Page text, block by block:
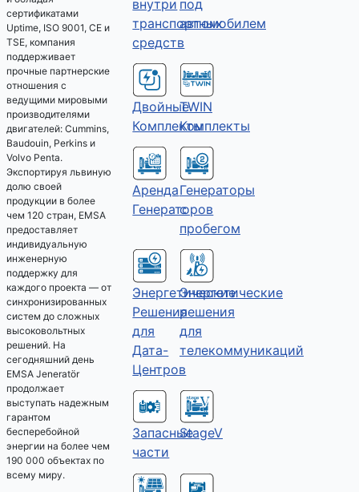
сертификатами
Uptime, ISO 9001, CE и
TSE, компания
поддерживает
прочные партнерские
отношения с
ведущими мировыми
производителями
двигателей: Cummins,
Baudouin, Perkins и
Volvo Penta.
Экспортируя львиную
долю своей
продукции в более
чем 120 стран, EMSA
предоставляет
индивидуальную
инженерную
поддержку для
каждого проекта — от
синхронизированных
систем до сложных
высоковольтных
решений. На
сегодняшний день
EMSA Jeneratör
продолжает
выступать надежным
гарантом
бесперебойной
энергии на более чем
190 000 объектах по
всему миру.
внутри
транспортных
средств
под
автомобилем
Двойные
Комплекты
TWIN
Комплекты
Аренда
Генераторов
Генераторы
с
пробегом
Энергетические
Решения
для
Дата-
Центров
Энергетические
решения
для
телекоммуникаций
Запасные
части
StageV